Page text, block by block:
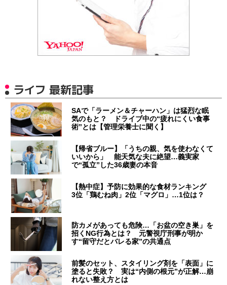
ライフ 最新記事
SAで「ラーメン＆チャーハン」は猛烈な眠
気のもと？ ドライブ中の“疲れにくい食事
術”とは【管理栄養士に聞く】
【帰省ブルー】「うちの親、気を使わなくて
いいから」 能天気な夫に絶望…義実家
で“孤立”した36歳妻の本音
【熱中症】予防に効果的な食材ランキング
3位「鶏むね肉」2位「マグロ」…1位は？
防カメがあっても危険…「お盆の空き巣」を
招くNG行為とは？ 元警視庁刑事が明か
す“留守だとバレる家”の共通点
前髪のセット、スタイリング剤を「表面」に
塗ると失敗？ 実は“内側の根元”が正解…崩
れない整え方とは